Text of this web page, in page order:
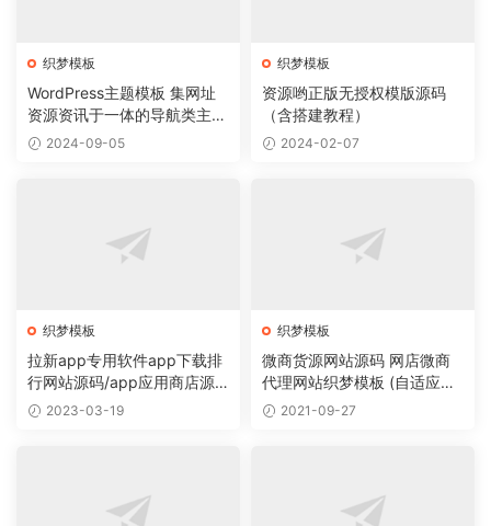
织梦模板
WordPress主题模板 集网址
资源资讯于一体的导航类主题
导航主题垂直行业模板
2024-09-05
织梦模板
资源哟正版无授权模版源码
（含搭建教程）
2024-02-07
织梦模板
拉新app专用软件app下载排
行网站源码/app应用商店源
码 2023-03-19
织梦模板
微商货源网站源码 网店微商
代理网站织梦模板 (自适应手
机版)2021-09-27